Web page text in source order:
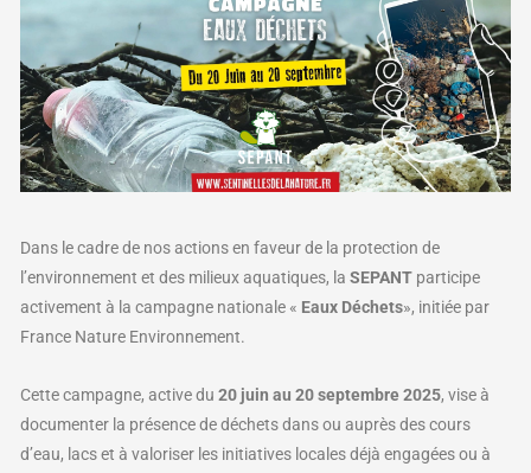
Dans le cadre de nos actions en faveur de la protection de
l’environnement et des milieux aquatiques, laSEPANT participe
activement à la campagne nationale « Eaux Déchets», initiée par
France Nature Environnement.
Cette campagne, active du20 juin au 20 septembre 2025, vise à
documenter la présence de déchets dans ou auprès des cours
d’eau, lacs et à valoriser les initiatives locales déjà engagées ou à